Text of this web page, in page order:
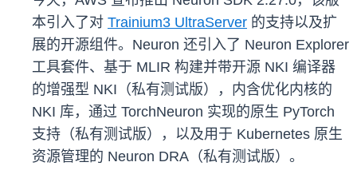
本引入了对 Trainium3 UltraServer 的支持以及扩
展的开源组件。Neuron 还引入了 Neuron Explorer
工具套件、基于 MLIR 构建并带开源 NKI 编译器
的增强型 NKI（私有测试版），内含优化内核的
NKI 库，通过 TorchNeuron 实现的原生 PyTorch
支持（私有测试版），以及用于 Kubernetes 原生
资源管理的 Neuron DRA（私有测试版）。